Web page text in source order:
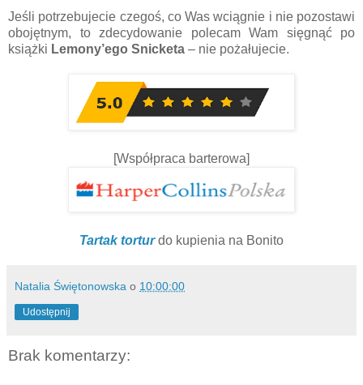
Jeśli potrzebujecie czegoś, co Was wciągnie i nie pozostawi
obojętnym, to zdecydowanie polecam Wam sięgnąć po
książki Lemony’ego Snicketa – nie pożałujecie.
[Współpraca barterowa]
Tartak torturdo kupienia na Bonito
Natalia Świętonowska o 10:00:00
Udostępnij
Brak komentarzy: